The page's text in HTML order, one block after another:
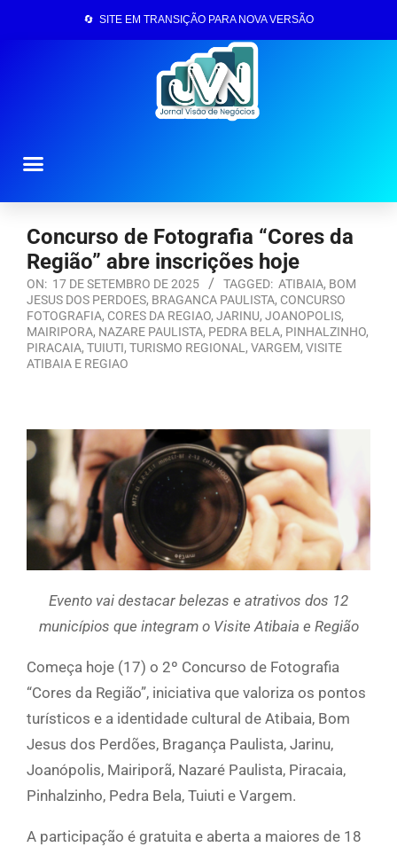
🔄 SITE EM TRANSIÇÃO PARA NOVA VERSÃO
Concurso de Fotografia “Cores da
Região” abre inscrições hoje
ON: 17 DE SETEMBRO DE 2025 TAGGED: ATIBAIA, BOM
JESUS DOS PERDOES, BRAGANCA PAULISTA, CONCURSO
FOTOGRAFIA, CORES DA REGIAO, JARINU, JOANOPOLIS,
MAIRIPORA, NAZARE PAULISTA, PEDRA BELA, PINHALZINHO,
PIRACAIA, TUIUTI, TURISMO REGIONAL , VARGEM, VISITE
ATIBAIA E REGIAO
Evento vai destacar belezas e atrativos dos 12
municípios que integram o Visite Atibaia e Região
Começa hoje (17) o 2º Concurso de Fotografia
“Cores da Região”, iniciativa que valoriza os pontos
turísticos e a identidade cultural de Atibaia, Bom
Jesus dos Perdões, Bragança Paulista, Jarinu,
Joanópolis, Mairiporã, Nazaré Paulista, Piracaia,
Pinhalzinho, Pedra Bela, Tuiuti e Vargem.
A participação é gratuita e aberta a maiores de 18